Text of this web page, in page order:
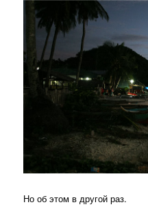
Но об этом в другой раз.